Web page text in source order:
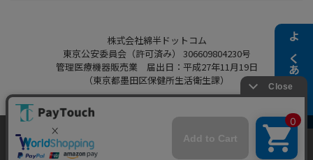
よくある質問
株式会社綿半ドットコム
東京公安委員会（許可済み） 306609804230号
管理医療機器販売業 届出日：平成27年11月19日
（東京都墨田区保健所生活衛生課）
Copyright 2022
当ウェブサイトでは、お客様により良いサービス
をご提供するため、クッキーを利用しています。